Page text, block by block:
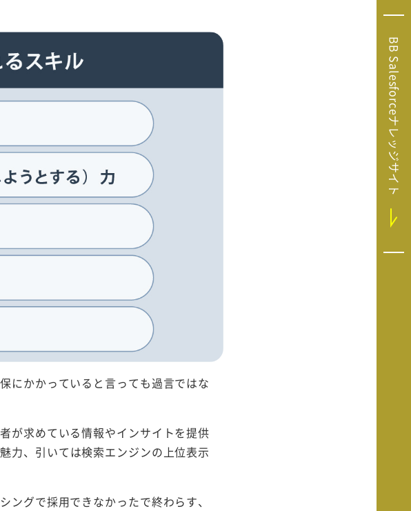
(マイクロソフト
ールスフォース）
HubSpot（ハブ
スポット）
GA4運用支援サー
にかかっていると言っても過言ではな
が求めている情報やインサイトを提供
力、引いては検索エンジンの上位表示
グで採用できなかったで終わらす、
BB Salesforceナレッジサイト